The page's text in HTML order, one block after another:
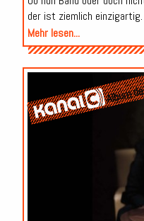
der ist ziemlich einzigartig.
Mehr lesen...
Album